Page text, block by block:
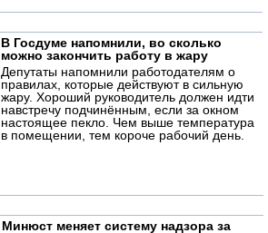
В Госдуме напомнили, во сколько
можно закончить работу в жару
Депутаты напомнили работодателям о
правилах, которые действуют в сильную
жару. Хороший руководитель должен идти
навстречу подчинённым, если за окном
настоящее пекло. Чем выше температура
в помещении, тем короче рабочий день.
Минюст меняет систему надзора за